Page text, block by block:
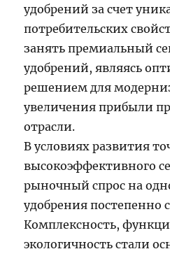
удобрений за счет
потребительских
занять премиальный
удобрений, являясь
решением для
увеличения прибыли
отрасли.
В условиях развития
высокоэффективного
рыночный спрос на
удобрения постепенно
Комплексность,
экологичность стали